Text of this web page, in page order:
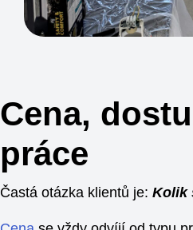
Cena,
práce
Častá otázka klientů je: Kolik